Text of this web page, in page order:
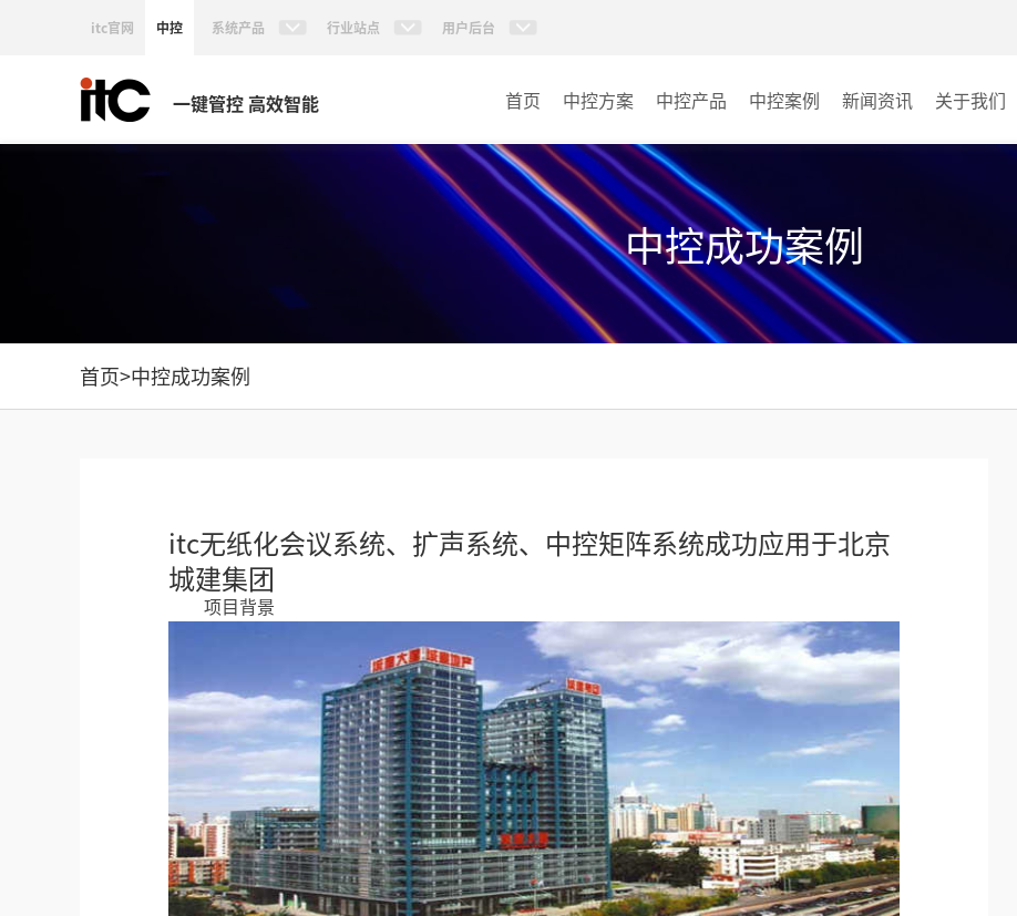
itc官网 中控 系统产品 行业站点 用户后台
一键管控 高效智能 首页 中控方案 中控产品
MINICC云会控
AI智慧物联中控系统
AI智慧云控教室系统
中控案例
云控教室
其它
新闻资讯 关于我们
中控成功案例
首页>中控成功案例
itc无纸化会议系统、扩声系统、中控矩阵系统成功应用于北京
城建集团
项目背景